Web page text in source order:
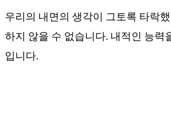
우리의 내면의 생각이 그토록 타락
하지 않을 수 없습니다. 내적인 능력
입니다.